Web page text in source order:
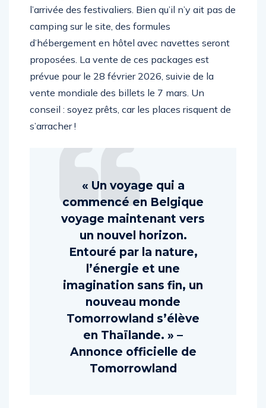
l’arrivée des festivaliers. Bien qu’il n’y ait pas de
camping sur le site, des formules
d’hébergement en hôtel avec navettes seront
proposées. La vente de ces packages est
prévue pour le 28 février 2026, suivie de la
vente mondiale des billets le 7 mars. Un
conseil : soyez prêts, car les places risquent de
s’arracher !
« Un voyage qui a
commencé en Belgique
voyage maintenant vers
un nouvel horizon.
Entouré par la nature,
l’énergie et une
imagination sans fin, un
nouveau monde
Tomorrowland s’élève
en Thaïlande. » –
Annonce officielle de
Tomorrowland